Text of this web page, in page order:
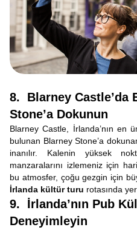
8. Blarney Castle’da
Stone’a Dokunun
Blarney Castle, İrlanda’nın en
bulunan Blarney Stone’a
inanılır. Kalenin yüksek
manzaralarını izlemeniz için
bu atmosfer, çoğu gezgin için
İrlanda kültür turu rotasında yer
9. İrlanda’nın Pub
Deneyimleyin